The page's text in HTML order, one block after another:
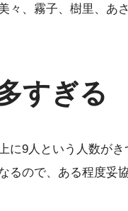
、霧子、樹里、あ
すぎる
9人という人数が
るので、ある程度妥